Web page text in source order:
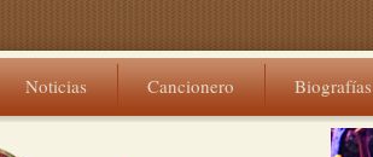
Noticias Cancionero Biografías